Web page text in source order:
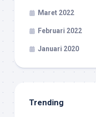
Maret 2022
Februari 2022
Januari 2020
Trending